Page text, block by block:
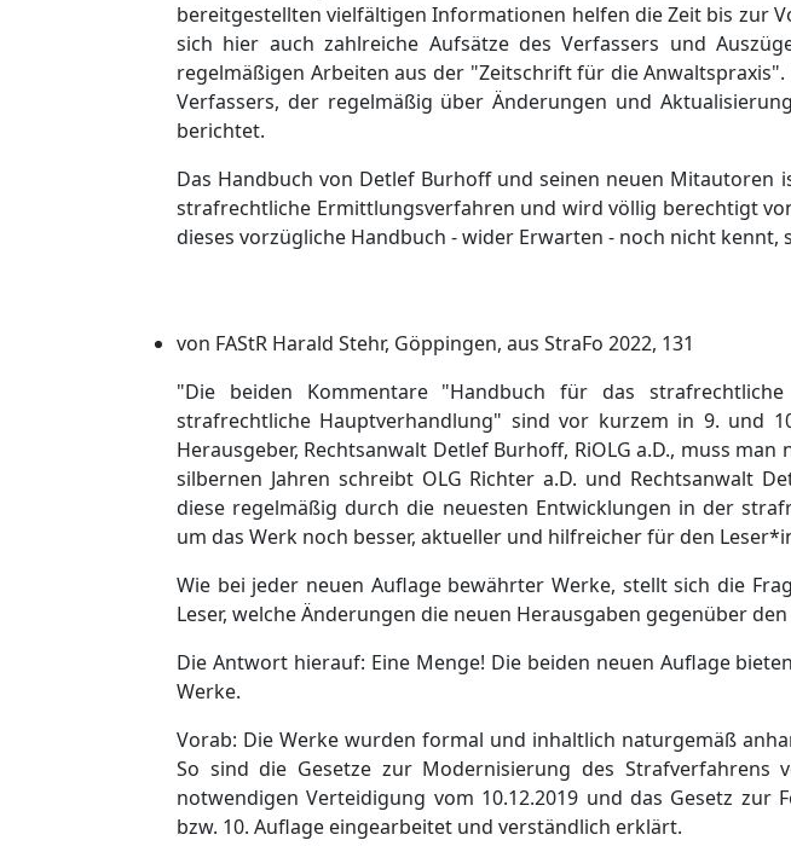
bereitgestellten vielfältigen Informationen helfen die Zeit bis zur
sich hier auch zahlreiche Aufsätze des Verfassers und
regelmäßigen Arbeiten aus der "Zeitschrift für die
Verfassers, der regelmäßig über Änderungen und
berichtet.
Das Handbuch von Detlef Burhoff und seinen neuen Mitautoren
strafrechtliche Ermittlungsverfahren und wird völlig berechtigt
dieses vorzügliche Handbuch - wider Erwarten - noch nicht
von FAStR Harald Stehr, Göppingen, aus StraFo 2022, 131
"Die beiden Kommentare "Handbuch für das
strafrechtliche Hauptverhandlung" sind vor kurzem in 9. und
Herausgeber, Rechtsanwalt Detlef Burhoff, RiOLG a.D., muss
silbernen Jahren schreibt OLG Richter a.D. und Rechtsanwalt
diese regelmäßig durch die neuesten Entwicklungen in der
um das Werk noch besser, aktueller und hilfreicher für den
Wie bei jeder neuen Auflage bewährter Werke, stellt sich die
Leser, welche Änderungen die neuen Herausgaben gegenüber
Die Antwort hierauf: Eine Menge! Die beiden neuen Auflage
Werke.
Vorab: Die Werke wurden formal und inhaltlich naturgemäß
So sind die Gesetze zur Modernisierung des Strafverfahrens
notwendigen Verteidigung vom 10.12.2019 und das Gesetz zur
bzw. 10. Auflage eingearbeitet und verständlich erklärt.